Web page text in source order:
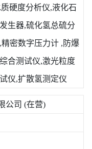
硬度分析仪,液化石
生器,硫化氢总硫分
密数字压力计 ,防爆
合测试仪,激光粒度
仪,扩散氢测定仪
公司 (在营)